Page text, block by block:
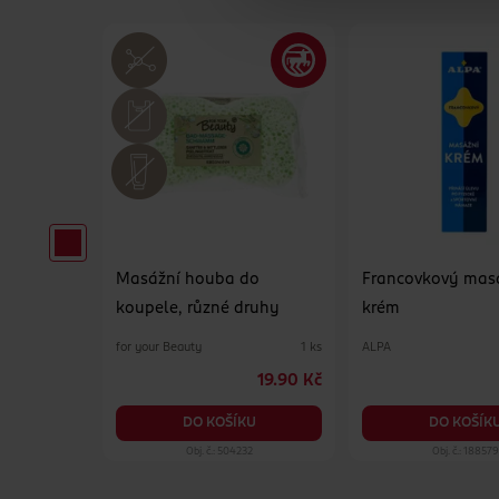
Masážní houba do
koupele, různé druhy
for your Beauty 1 ks
19.90 Kč
DO KOŠÍKU
Obj. č.: 504232
Francovkový
krém
ALPA
DO
Obj. č.: 188579